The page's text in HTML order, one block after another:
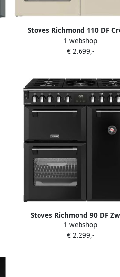
Stoves Richmond 110 DF
1 webshop
€ 2.699,-
Stoves Richmond 90 DF
1 webshop
€ 2.299,-